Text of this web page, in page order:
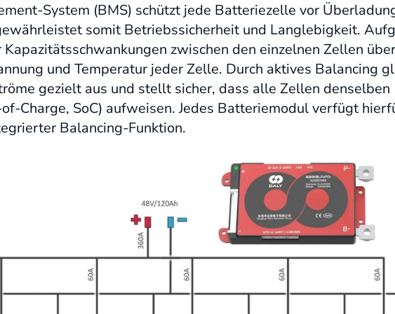
System (BMS) schützt jede Batteriezelle vor
somit Betriebssicherheit und Langlebigkeit.
zwischen den einzelnen Zellen
und Temperatur jeder Zelle. Durch aktives Balancing
gezielt aus und stellt sicher, dass alle Zellen denselben
Charge, SoC) aufweisen. Jedes Batteriemodul verfügt
Balancing-Funktion.